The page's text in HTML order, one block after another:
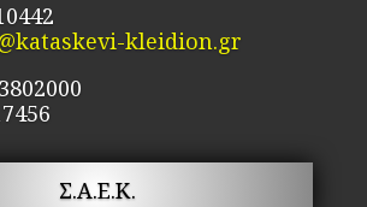
kleidion.gr
Σ.Α.Ε.Κ.